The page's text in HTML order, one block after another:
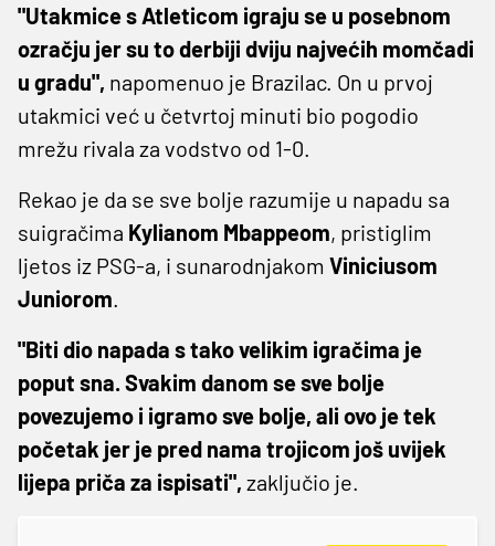
"Utakmice s Atleticom igraju se u posebnom
ozračju jer su to derbiji dviju najvećih momčadi
u gradu", napomenuo je Brazilac. On u prvoj
utakmici već u četvrtoj minuti bio pogodio
mrežu rivala za vodstvo od 1-0.
Rekao je da se sve bolje razumije u napadu sa
suigračima Kylianom Mbappeom, pristiglim
ljetos iz PSG-a, i sunarodnjakom Viniciusom
Juniorom
"Biti dio napada s tako velikim igračima je
poput sna. Svakim danom se sve bolje
povezujemo i igramo sve bolje, ali ovo je tek
početak jer je pred nama trojicom još uvijek
lijepa priča za ispisati", zaključio je.